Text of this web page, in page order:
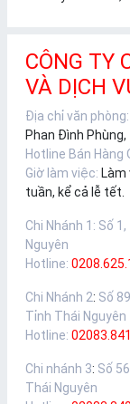
CÔNG TY
VÀ DỊCH
Địa chỉ văn phòng:
Phan Đình
Hotline Bán Hàng
Giờ làm việc:
tuần, kể cả lễ tết.
Chi Nhánh 1 : Số
Nguyên
Hotline:
Chi Nhánh 2: Số
Tỉnh Thái Nguyên
Hotline:
Chi nhánh 3: Số
Thái Nguyên